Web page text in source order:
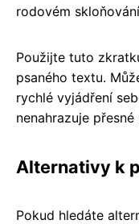
rodovém
Použijte tuto
psaného textu.
rychlé vyjádření
nenahrazuje
Alternativy k
Pokud hledáte